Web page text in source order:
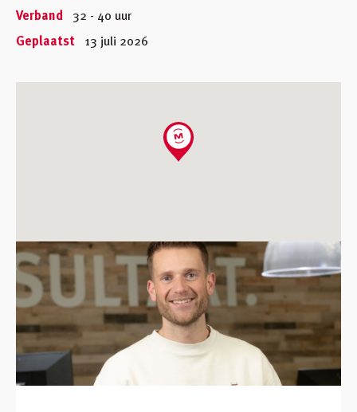
Verband 32 - 40 uur
Geplaatst 13 juli 2026